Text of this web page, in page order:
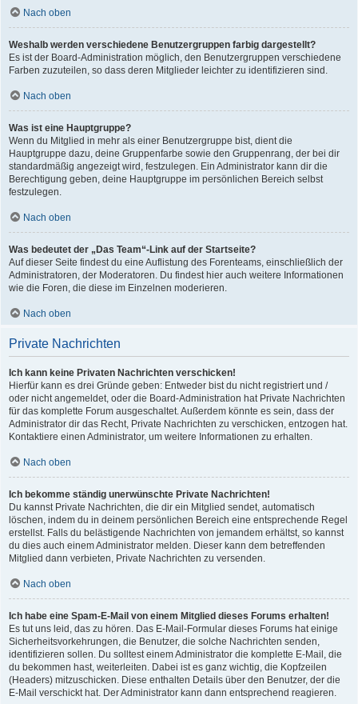
Nach oben
Weshalb werden verschiedene Benutzergruppen farbig dargestellt?
Es ist der Board-Administration möglich, den Benutzergruppen verschiedene
Farben zuzuteilen, so dass deren Mitglieder leichter zu identifizieren sind.
Nach oben
Was ist eine Hauptgruppe?
Wenn du Mitglied in mehr als einer Benutzergruppe bist, dient die
Hauptgruppe dazu, deine Gruppenfarbe sowie den Gruppenrang, der bei dir
standardmäßig angezeigt wird, festzulegen. Ein Administrator kann dir die
Berechtigung geben, deine Hauptgruppe im persönlichen Bereich selbst
festzulegen.
Nach oben
Was bedeutet der „Das Team“-Link auf der Startseite?
Auf dieser Seite findest du eine Auflistung des Forenteams, einschließlich der
Administratoren, der Moderatoren. Du findest hier auch weitere Informationen
wie die Foren, die diese im Einzelnen moderieren.
Nach oben
Private Nachrichten
Ich kann keine Privaten Nachrichten verschicken!
Hierfür kann es drei Gründe geben: Entweder bist du nicht registriert und /
oder nicht angemeldet, oder die Board-Administration hat Private Nachrichten
für das komplette Forum ausgeschaltet. Außerdem könnte es sein, dass der
Administrator dir das Recht, Private Nachrichten zu verschicken, entzogen hat.
Kontaktiere einen Administrator, um weitere Informationen zu erhalten.
Nach oben
Ich bekomme ständig unerwünschte Private Nachrichten!
Du kannst Private Nachrichten, die dir ein Mitglied sendet, automatisch
löschen, indem du in deinem persönlichen Bereich eine entsprechende Regel
erstellst. Falls du belästigende Nachrichten von jemandem erhältst, so kannst
du dies auch einem Administrator melden. Dieser kann dem betreffenden
Mitglied dann verbieten, Private Nachrichten zu versenden.
Nach oben
Ich habe eine Spam-E-Mail von einem Mitglied dieses Forums erhalten!
Es tut uns leid, das zu hören. Das E-Mail-Formular dieses Forums hat einige
Sicherheitsvorkehrungen, die Benutzer, die solche Nachrichten senden,
identifizieren sollen. Du solltest einem Administrator die komplette E-Mail, die
du bekommen hast, weiterleiten. Dabei ist es ganz wichtig, die Kopfzeilen
(Headers) mitzuschicken. Diese enthalten Details über den Benutzer, der die
E-Mail verschickt hat. Der Administrator kann dann entsprechend reagieren.